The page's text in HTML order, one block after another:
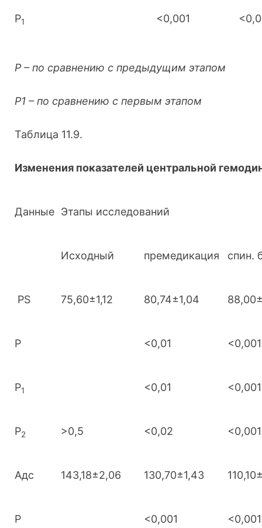
Р1 <0,001
Р – по сравнению с предыдущим этапом
Р1 – по сравнению с первым этапом
Таблица 11.9.
Изменения показателей центральной
Данные Этапы исследований
Исходный премедикация спин.
PS 75,60±1,12 80,74±1,04
Р <0,01 <0,001
Р1 <0,01 <0,001
Р2 >0,5 <0,02 <0,001
Адс 143,18±2,06 130,70±1,43
Р <0,001 <0,001